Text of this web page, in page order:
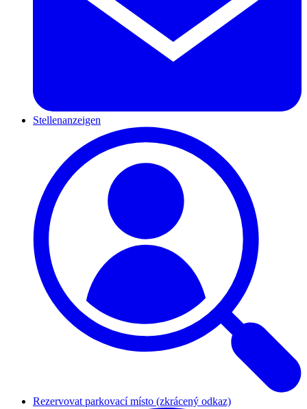
Stellenanzeigen
Rezervovat parkovací místo (zkrácený odkaz)